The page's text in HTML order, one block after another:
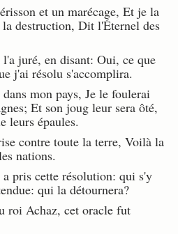
et un marécage, Et je la
destruction, Dit l'Éternel des
juré, en disant: Oui, ce que
j'ai résolu s'accomplira.
mon pays, Je le foulerai
Et son joug leur sera ôté,
leurs épaules.
contre toute la terre, Voilà la
nations.
pris cette résolution: qui s'y
qui la détournera?
roi Achaz, cet oracle fut